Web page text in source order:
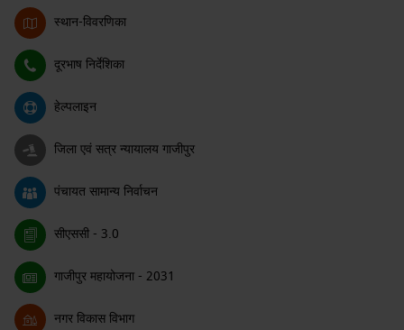
स्थान-विवरणिका
दूरभाष निर्देशिका
हेल्पलाइन
जिला एवं सत्र न्यायालय गाजीपुर
पंचायत सामान्य निर्वाचन
सीएससी - 3.0
गाजीपुर महायोजना - 2031
नगर विकास विभाग